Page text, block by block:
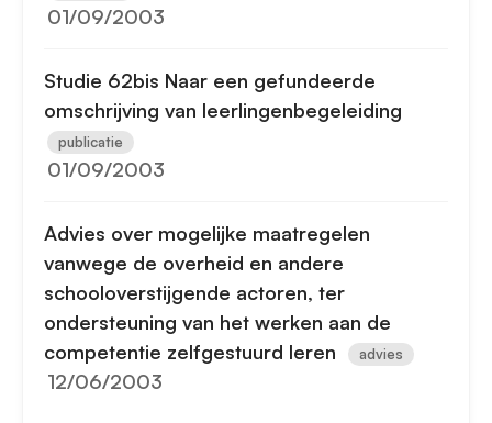
01/09/2003
Studie 62bis Naar een gefundeerde
omschrijving van leerlingenbegeleiding
publicatie
01/09/2003
Advies over mogelijke maatregelen
vanwege de overheid en andere
schooloverstijgende actoren, ter
ondersteuning van het werken aan de
competentie zelfgestuurd leren
advies
12/06/2003